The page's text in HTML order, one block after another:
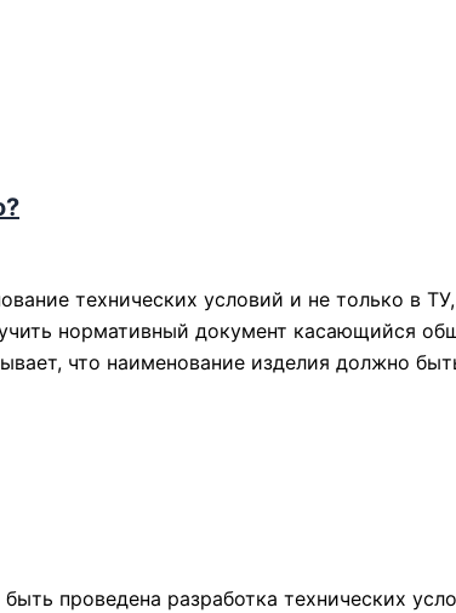
технических условий и не только в
нормативный документ касающийся
что наименование изделия должно
проведена разработка технических